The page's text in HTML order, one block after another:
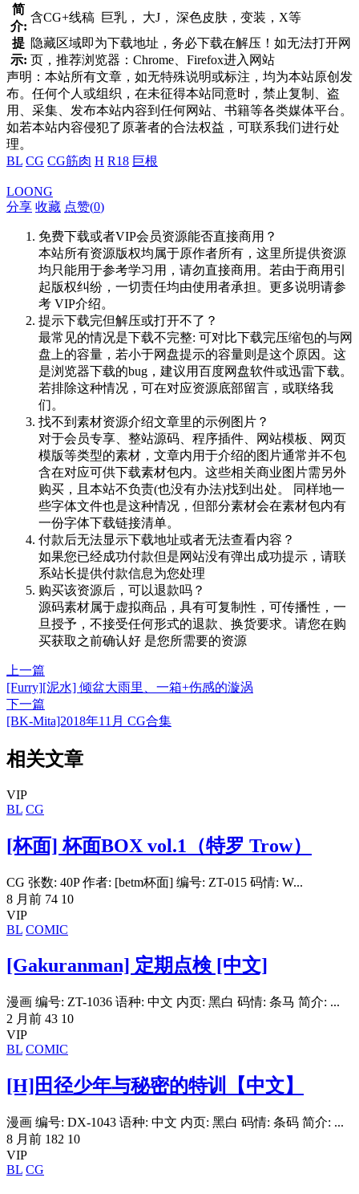
简
介:
含CG+线稿 巨乳， 大J， 深色皮肤，变装，X等
提
示:
隐藏区域即为下载地址，务必下载在解压！如无法打开网
页，推荐浏览器：Chrome、Firefox进入网站
声明：本站所有文章，如无特殊说明或标注，均为本站原创发
布。任何个人或组织，在未征得本站同意时，禁止复制、盗
用、采集、发布本站内容到任何网站、书籍等各类媒体平台。
如若本站内容侵犯了原著者的合法权益，可联系我们进行处
理。
BL CG CG筋肉 H R18 巨根
LOONG
分享 收藏 点赞(0)
免费下载或者VIP会员资源能否直接商用？
本站所有资源版权均属于原作者所有，这里所提供资源
均只能用于参考学习用，请勿直接商用。若由于商用引
起版权纠纷，一切责任均由使用者承担。更多说明请参
考 VIP介绍。
提示下载完但解压或打开不了？
最常见的情况是下载不完整: 可对比下载完压缩包的与网
盘上的容量，若小于网盘提示的容量则是这个原因。这
是浏览器下载的bug，建议用百度网盘软件或迅雷下载。
若排除这种情况，可在对应资源底部留言，或联络我
们。
找不到素材资源介绍文章里的示例图片？
对于会员专享、整站源码、程序插件、网站模板、网页
模版等类型的素材，文章内用于介绍的图片通常并不包
含在对应可供下载素材包内。这些相关商业图片需另外
购买，且本站不负责(也没有办法)找到出处。 同样地一
些字体文件也是这种情况，但部分素材会在素材包内有
一份字体下载链接清单。
付款后无法显示下载地址或者无法查看内容？
如果您已经成功付款但是网站没有弹出成功提示，请联
系站长提供付款信息为您处理
购买该资源后，可以退款吗？
源码素材属于虚拟商品，具有可复制性，可传播性，一
旦授予，不接受任何形式的退款、换货要求。请您在购
买获取之前确认好 是您所需要的资源
上一篇
[Furry][泥水] 倾盆大雨里、一箱+伤感的漩涡
下一篇
[BK-Mita]2018年11月 CG合集
相关文章
VIP
BL CG
[杯面] 杯面BOX vol.1（特罗 Trow）
CG 张数: 40P 作者: [betm杯面] 编号: ZT-015 码情: W...
8 月前 74 10
VIP
BL COMIC
[Gakuranman] 定期点検 [中文]
漫画 编号: ZT-1036 语种: 中文 内页: 黑白 码情: 条马 简介: ...
2 月前 43 10
VIP
BL COMIC
[H]田径少年与秘密的特训【中文】
漫画 编号: DX-1043 语种: 中文 内页: 黑白 码情: 条码 简介: ...
8 月前 182 10
VIP
BL CG